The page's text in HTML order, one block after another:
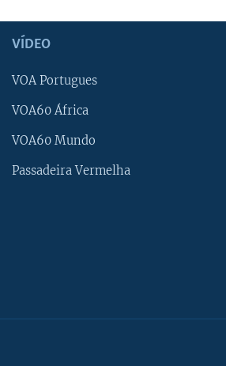
VÍDEO
VOA Portugues
VOA60 África
VOA60 Mundo
Passadeira Vermelha